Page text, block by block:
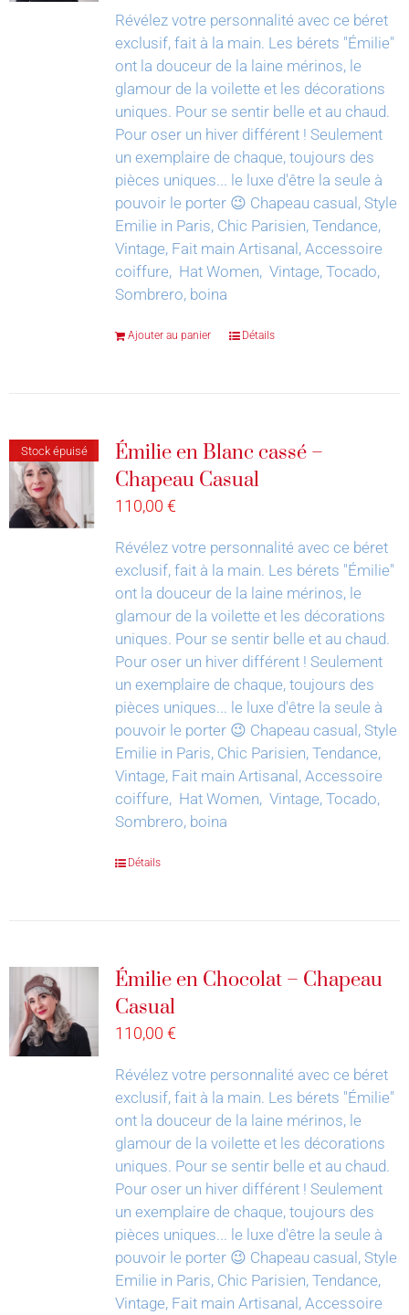
Révélez votre personnalité avec ce béret
exclusif, fait à la main. Les bérets "Émilie"
ont la douceur de la laine mérinos, le
glamour de la voilette et les décorations
uniques. Pour se sentir belle et au chaud.
Pour oser un hiver différent ! Seulement
un exemplaire de chaque, toujours des
pièces uniques... le luxe d'être la seule à
pouvoir le porter 😉 Chapeau casual, Style
Emilie in Paris, Chic Parisien, Tendance,
Vintage, Fait main Artisanal, Accessoire
coiffure, Hat Women, Vintage, Tocado,
Sombrero, boina
Ajouter au panier Détails
Stock épuisé
Émilie en Blanc cassé –
Chapeau Casual
110,00 €
Révélez votre personnalité avec ce béret
exclusif, fait à la main. Les bérets "Émilie"
ont la douceur de la laine mérinos, le
glamour de la voilette et les décorations
uniques. Pour se sentir belle et au chaud.
Pour oser un hiver différent ! Seulement
un exemplaire de chaque, toujours des
pièces uniques... le luxe d'être la seule à
pouvoir le porter 😉 Chapeau casual, Style
Emilie in Paris, Chic Parisien, Tendance,
Vintage, Fait main Artisanal, Accessoire
coiffure, Hat Women, Vintage, Tocado,
Sombrero, boina
Détails
Émilie en Chocolat – Chapeau
Casual
110,00 €
Révélez votre personnalité avec ce béret
exclusif, fait à la main. Les bérets "Émilie"
ont la douceur de la laine mérinos, le
glamour de la voilette et les décorations
uniques. Pour se sentir belle et au chaud.
Pour oser un hiver différent ! Seulement
un exemplaire de chaque, toujours des
pièces uniques... le luxe d'être la seule à
pouvoir le porter 😉 Chapeau casual, Style
Emilie in Paris, Chic Parisien, Tendance,
Vintage, Fait main Artisanal, Accessoire